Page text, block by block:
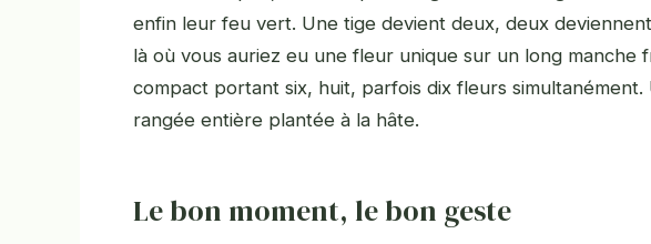
enfin leur feu vert. Une tige devient deux, deux
là où vous auriez eu une fleur unique sur un long manche
compact portant six, huit, parfois dix fleurs
rangée entière plantée à la hâte.
Le bon moment, le bon geste